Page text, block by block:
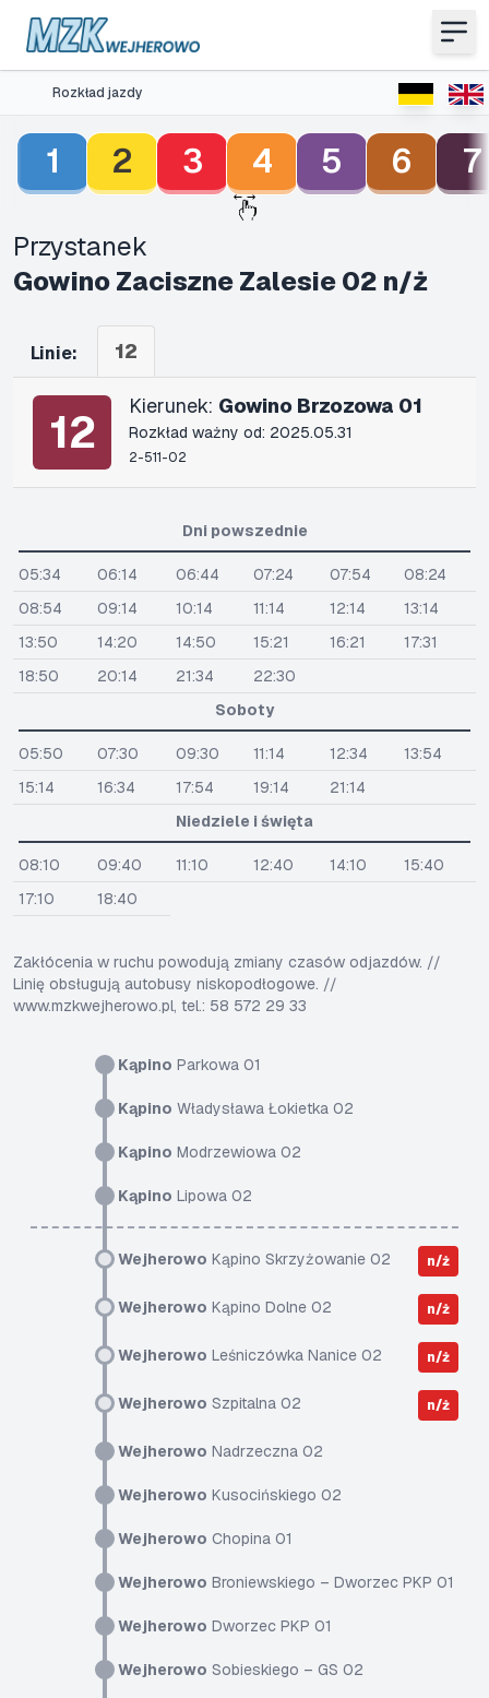
Rozkład jazdy
1 2 3 4 5 6 7
Przystanek
Gowino Zaciszne Zalesie 02 n/ż
Linie: 12
12 Kierunek: Gowino Brzozowa 01
Rozkład ważny od: 2025.05.31
2-511-02
Kąpino Parkowa 01
Kąpino Władysława Łokietka 02
Kąpino Modrzewiowa 02
Kąpino Lipowa 02
Wejherowo Kąpino Skrzyżowanie 02 n/ż
Wejherowo Kąpino Dolne 02 n/ż
Wejherowo Leśniczówka Nanice 02 n/ż
Wejherowo Szpitalna 02 n/ż
Wejherowo Nadrzeczna 02
Wejherowo Kusocińskiego 02
Wejherowo Chopina 01
Wejherowo Broniewskiego – Dworzec PKP 01
Wejherowo Dworzec PKP 01
Wejherowo Sobieskiego – GS 02
Dni powszednie
05:34 06:14 06:44 07:24 07:54
08:24
08:54
09:14 10:14 11:14 12:14
13:14
13:50
14:20 14:50 15:21 16:21
17:31
18:50
20:14 21:34
22:30
Soboty
05:50 07:30 09:30 11:14 12:34
13:54
15:14
16:34 17:54 19:14
21:14
Niedziele i święta
08:10 09:40 11:10 12:40 14:10
15:40
17:10
18:40
Zakłócenia w ruchu powodują zmiany czasów odjazdów. //
Linię obsługują autobusy niskopodłogowe. //
www.mzkwejherowo.pl, tel.: 58 572 29 33